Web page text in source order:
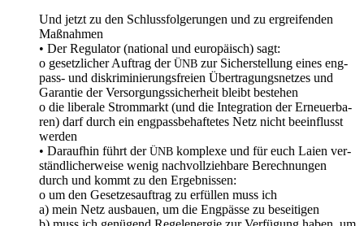
Und jetzt zu den Schluss­fol­ge­run­gen und zu ergrei­fen­den
Maßnahmen
• Der Regu­la­tor (natio­nal und euro­pä­isch) sagt:
o gesetz­li­cher Auf­trag derÜNB zur Sicher­stel­lung eines eng­
pass- und dis­kri­mi­nie­rungs­frei­en Über­tra­gungs­net­zes und
Garan­tie der Ver­sor­gungs­si­cher­heit bleibt bestehen
o die libe­ra­le Strom­markt (und die Inte­gra­ti­on der Erneu­er­ba­
ren) darf durch ein eng­pass­be­haf­te­tes Netz nicht beein­flusst
werden
• Dar­auf­hin führt derÜNB kom­ple­xe und für euch Lai­en ver­
ständ­li­cher­wei­se wenig nach­voll­zieh­ba­re Berech­nun­gen
durch und kommt zu den Ergebnissen:
o um den Geset­zes­auf­trag zu erfül­len muss ich
a) mein Netz aus­bau­en, um die Eng­päs­se zu beseitigen